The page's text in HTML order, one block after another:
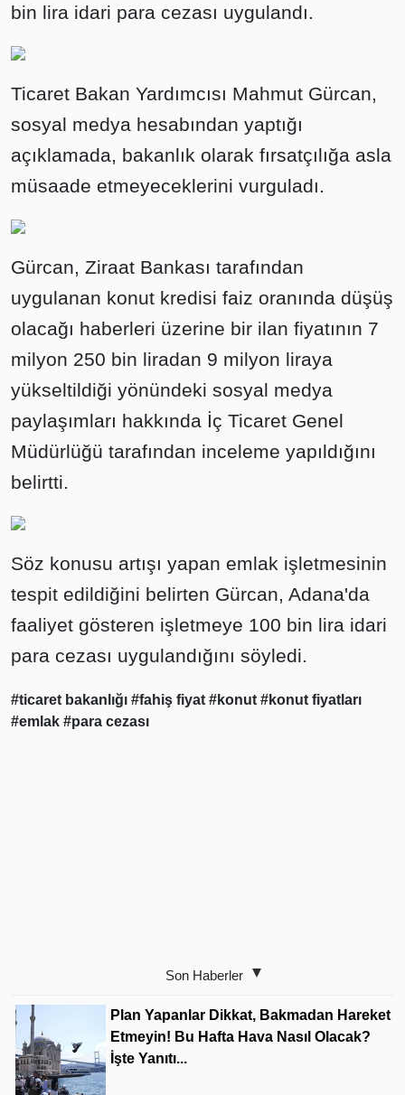
bin lira idari para cezası uygulandı.
Ticaret Bakan Yardımcısı Mahmut Gürcan,
sosyal medya hesabından yaptığı
açıklamada, bakanlık olarak fırsatçılığa asla
müsaade etmeyeceklerini vurguladı.
Gürcan, Ziraat Bankası tarafından
uygulanan konut kredisi faiz oranında düşüş
olacağı haberleri üzerine bir ilan fiyatının 7
milyon 250 bin liradan 9 milyon liraya
yükseltildiği yönündeki sosyal medya
paylaşımları hakkında İç Ticaret Genel
Müdürlüğü tarafından inceleme yapıldığını
belirtti.
Söz konusu artışı yapan emlak işletmesinin
tespit edildiğini belirten Gürcan, Adana'da
faaliyet gösteren işletmeye 100 bin lira idari
para cezası uygulandığını söyledi.
#ticaret bakanlığı #fahiş fiyat #konut #konut fiyatları
#emlak #para cezası
Son Haberler
Plan Yapanlar Dikkat, Bakmadan Hareket
Etmeyin! Bu Hafta Hava Nasıl Olacak?
İşte Yanıtı...